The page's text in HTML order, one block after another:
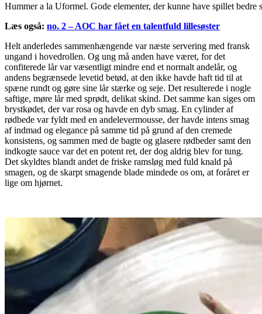
Hummer a la Uformel. Gode elementer, der kunne have spillet bedre
Læs også: no. 2 – AOC har fået en talentfuld lillesøster
Helt anderledes sammenhængende var næste servering med fransk
ungand i hovedrollen. Og ung må anden have været, for det
confiterede lår var væsentligt mindre end et normalt andelår, og
andens begrænsede levetid betød, at den ikke havde haft tid til at
spæne rundt og gøre sine lår stærke og seje. Det resulterede i nogle
saftige, møre lår med sprødt, delikat skind. Det samme kan siges om
brystkødet, der var rosa og havde en dyb smag. En cylinder af
rødbede var fyldt med en andelevermousse, der havde intens smag
af indmad og elegance på samme tid på grund af den cremede
konsistens, og sammen med de bagte og glasere rødbeder samt den
indkogte sauce var det en potent ret, der dog aldrig blev for tung.
Det skyldtes blandt andet de friske ramsløg med fuld knald på
smagen, og de skarpt smagende blade mindede os om, at foråret er
lige om hjørnet.